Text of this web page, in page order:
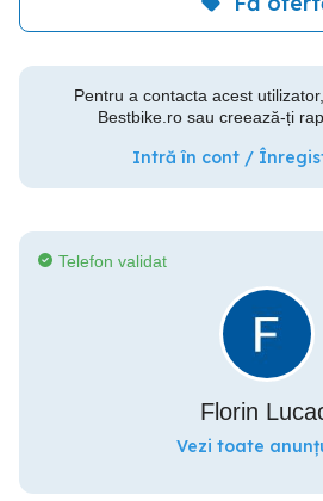
Pentru a contacta acest
Bestbike.ro sau creează-ți
Intră în cont /
Telefon validat
Florin
Vezi toate